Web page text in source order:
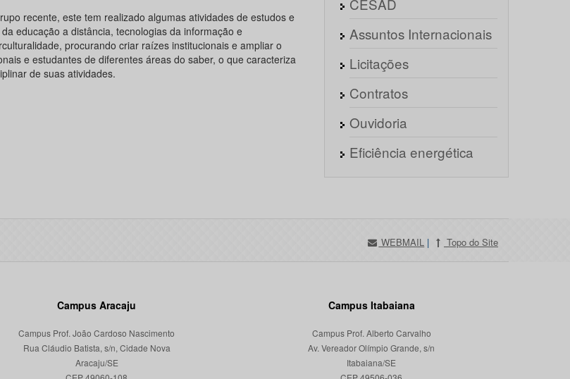
recente, este tem realizado algumas atividades de estudos e
educação a distância, tecnologias da informação e
procurando criar raízes institucionais e ampliar o
e estudantes de diferentes áreas do saber, o que caracteriza
de suas atividades.
CESAD
Assuntos Internacionais
Licitações
Contratos
Ouvidoria
Eficiência energética
WEBMAIL | Topo do Site
Campus Aracaju
Campus Prof. João Cardoso Nascimento
Rua Cláudio Batista, s/n, Cidade Nova
Aracaju/SE
Campus Itabaiana
Campus Prof. Alberto Carvalho
Av. Vereador Olímpio Grande, s/n
Itabaiana/SE